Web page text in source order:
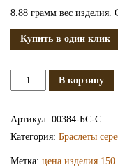
8.88 грамм вес изделия.
Купить в один клик
КоличествоВ корзину
Артикул: 00384-БС-С
Категория: Браслеты
Метка: цена изделия